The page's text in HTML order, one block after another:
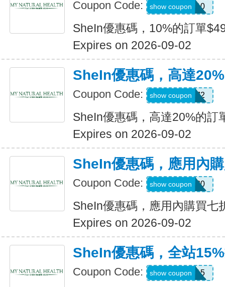
Coupon Code: 14DAY10
show coupon
SheIn優惠碼，10%的訂單
Expires on 2026-09-02
SheIn優惠碼，高達
Coupon Code: US24J2
show coupon
SheIn優惠碼，高達20%的訂
Expires on 2026-09-02
SheIn優惠碼，應用內
Coupon Code: APPOFF30
show coupon
SheIn優惠碼，應用內購買七
Expires on 2026-09-02
SheIn優惠碼，全站
Coupon Code: LOOMS15
show coupon